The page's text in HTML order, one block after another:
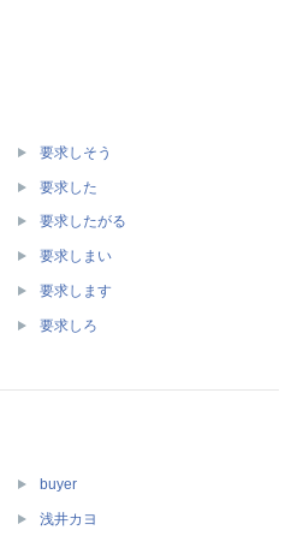
要求しそう
要求した
要求したがる
要求しまい
要求します
要求しろ
buyer
浅井カヨ